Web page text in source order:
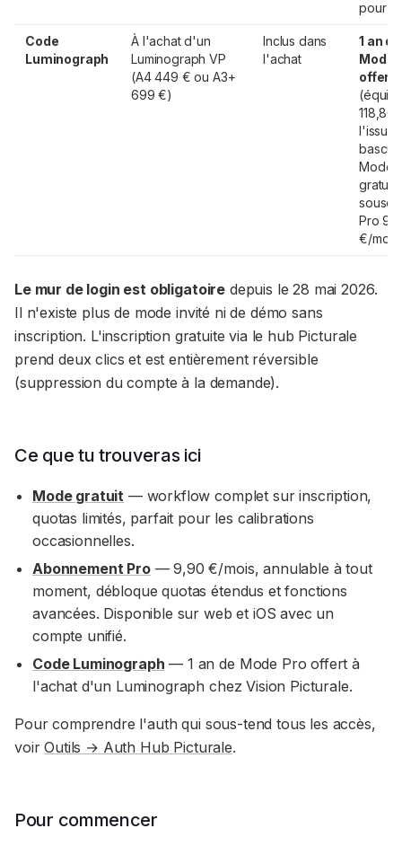
pour
Code
Luminograph
À l'achat d'un
Luminograph VP
(A4 449 € ou A3+
699 €)
Inclus dans
l'achat
1 an de
Mode
offert
118,80
l'issue,
Mode
gratuit
Pro
€/mois
Le mur de login est obligatoire depuis le 28 mai 2026.
Il n'existe plus de mode invité ni de démo sans
inscription. L'inscription gratuite via le hub Picturale
prend deux clics et est entièrement réversible
(suppression du compte à la demande).
Ce que tu trouveras ici
Mode gratuit — workflow complet sur inscription,
quotas limités, parfait pour les calibrations
occasionnelles.
Abonnement Pro— 9,90 €/mois, annulable à tout
moment, débloque quotas étendus et fonctions
avancées. Disponible sur web et iOS avec un
compte unifié.
Code Luminograph — 1 an de Mode Pro offert à
l'achat d'un Luminograph chez Vision Picturale.
Pour comprendre l'auth qui sous-tend tous les accès,
voirOutils → Auth Hub Picturale.
Pour commencer